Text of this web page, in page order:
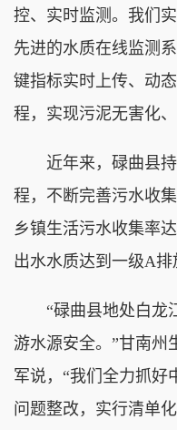
控、实时监测。我们
先进的水质在线监测
键指标实时上传、动
程，实现污泥无害化
近年来，碌曲县持
程，不断完善污水收
乡镇生活污水收集率
出水水质达到一级A排
“碌曲县地处白龙
游水源安全。”甘南州
军说，“我们全力抓好
问题整改，实行清单